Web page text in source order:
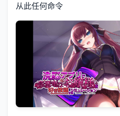
从此任何命令